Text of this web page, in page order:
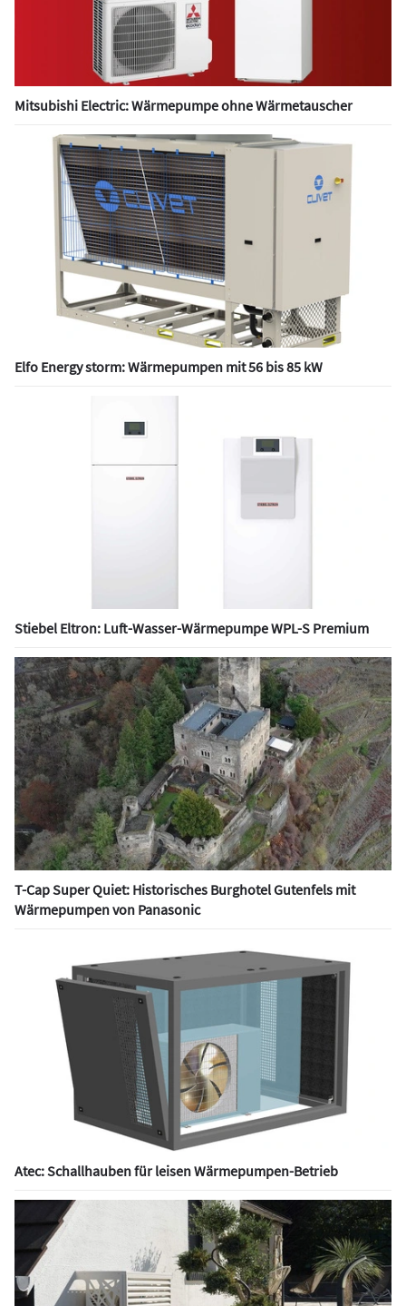
Mitsubishi Electric: Wärmepumpe ohne Wärmetauscher
Elfo Energy storm: Wärmepumpen mit 56 bis 85 kW
Stiebel Eltron: Luft-Wasser-Wärmepumpe WPL-S Premium
T-Cap Super Quiet: Historisches Burghotel Gutenfels mit
Wärmepumpen von Panasonic
Atec: Schallhauben für leisen Wärmepumpen-Betrieb